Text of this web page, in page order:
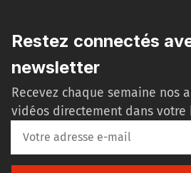
Restez connectés
newsletter
Recevez chaque semaine nos
vidéos directement dans votre